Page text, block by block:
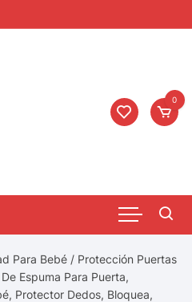
0
Para Bebé / Protección Puertas
Espuma Para Puerta,
Protector Dedos, Bloquea,